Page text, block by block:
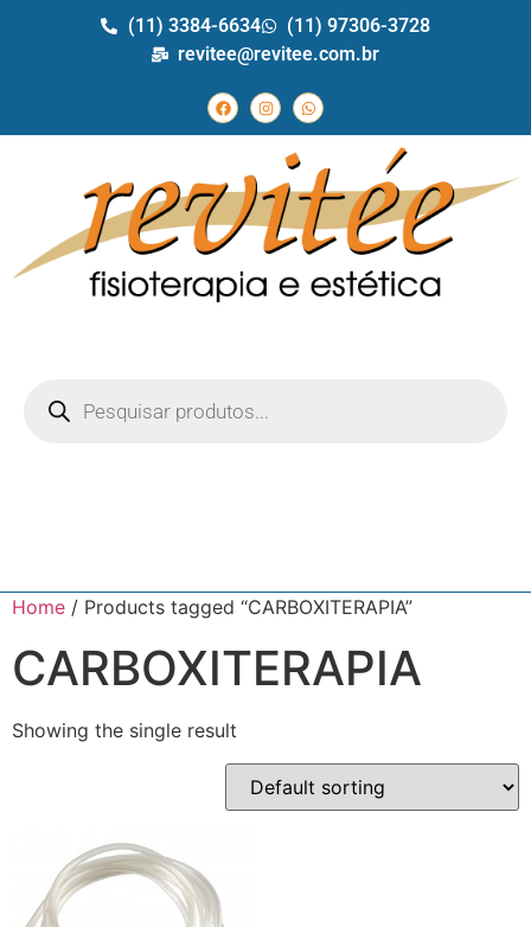
(11) 3384-6634
(11) 97306-3728
revitee@revitee.com.br
Home / Products tagged “CARBOXITERAPIA”
CARBOXITERAPIA
Showing the single result